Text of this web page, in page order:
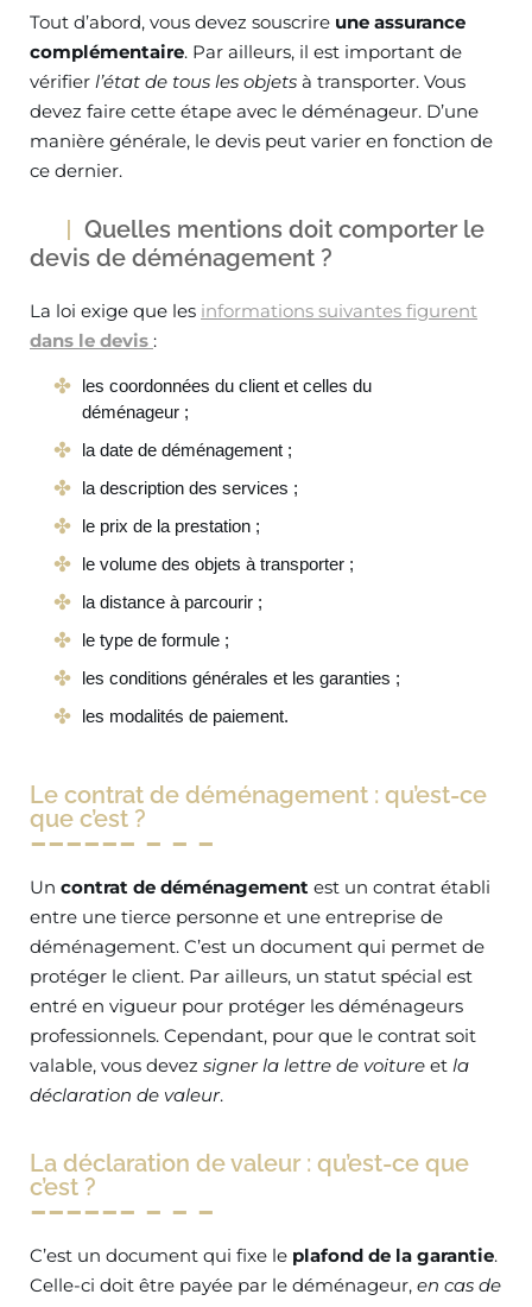
Tout d’abord, vous devez souscrire une assurance
complémentaire. Par ailleurs, il est important de
vérifier l’état de tous les objets à transporter. Vous
devez faire cette étape avec le déménageur. D’une
manière générale, le devis peut varier en fonction de
ce dernier.
Quelles mentions doit comporter le
devis de déménagement ?
La loi exige que les informations suivantes figurent
dans le devis :
les coordonnées du client et celles du
déménageur ;
la date de déménagement ;
la description des services ;
le prix de la prestation ;
le volume des objets à transporter ;
la distance à parcourir ;
le type de formule ;
les conditions générales et les garanties ;
les modalités de paiement.
Le contrat de déménagement : qu’est-ce
que c’est ?
Un contrat de déménagement est un contrat établi
entre une tierce personne et une entreprise de
déménagement. C’est un document qui permet de
protéger le client. Par ailleurs, un statut spécial est
entré en vigueur pour protéger les déménageurs
professionnels. Cependant, pour que le contrat soit
valable, vous devez signer la lettre de voiture et la
déclaration de valeur.
La déclaration de valeur : qu’est-ce que
c’est ?
C’est un document qui fixe le plafond de la garantie.
Celle-ci doit être payée par le déménageur, en cas de